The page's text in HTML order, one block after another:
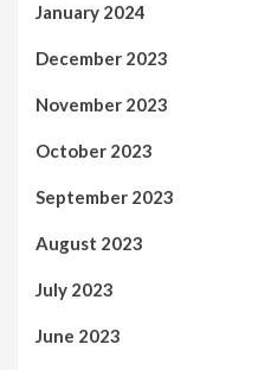
January 2024
December 2023
November 2023
October 2023
September 2023
August 2023
July 2023
June 2023